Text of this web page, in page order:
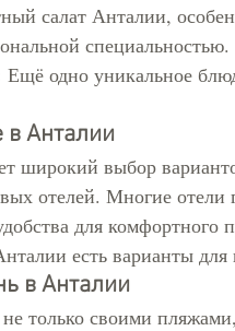
салат Анталии,
специальностью.
Ещё одно уникальное
Анталии
широкий выбор
отелей. Многие
для
есть варианты для
в Анталии
только своими